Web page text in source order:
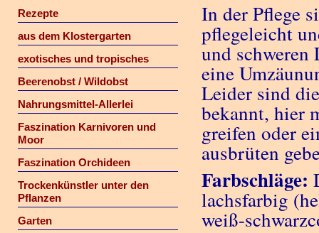
Rezepte
aus dem Klostergarten
exotisches und tropisches
Beerenobst / Wildobst
Nahrungsmittel-Allerlei
Faszination Karnivoren und
Moor
Faszination Orchideen
Trockenkünstler unter den
Pflanzen
Garten
In der Pflege
pflegeleicht
und
eine
Leider sind
bekannt, hier
greifen oder
ausbrüten
Farbschläge:
lachsfarbig
weiß-